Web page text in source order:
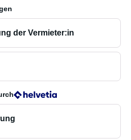
der Vermieter:in